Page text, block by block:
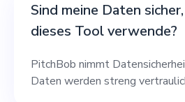
Sind meine Daten
dieses Tool verwende?
PitchBob nimmt
Daten werden streng